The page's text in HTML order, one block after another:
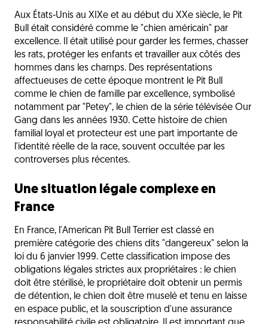
Aux États-Unis au XIXe et au début du XXe siècle, le Pit
Bull était considéré comme le "chien américain" par
excellence. Il était utilisé pour garder les fermes, chasser
les rats, protéger les enfants et travailler aux côtés des
hommes dans les champs. Des représentations
affectueuses de cette époque montrent le Pit Bull
comme le chien de famille par excellence, symbolisé
notamment par "Petey", le chien de la série télévisée Our
Gang dans les années 1930. Cette histoire de chien
familial loyal et protecteur est une part importante de
l'identité réelle de la race, souvent occultée par les
controverses plus récentes.
Une situation légale complexe en
France
En France, l'American Pit Bull Terrier est classé en
première catégorie des chiens dits "dangereux" selon la
loi du 6 janvier 1999. Cette classification impose des
obligations légales strictes aux propriétaires : le chien
doit être stérilisé, le propriétaire doit obtenir un permis
de détention, le chien doit être muselé et tenu en laisse
en espace public, et la souscription d'une assurance